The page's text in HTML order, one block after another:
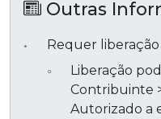
Outras
Requer
Liberação
Contribuinte
Autorizado a